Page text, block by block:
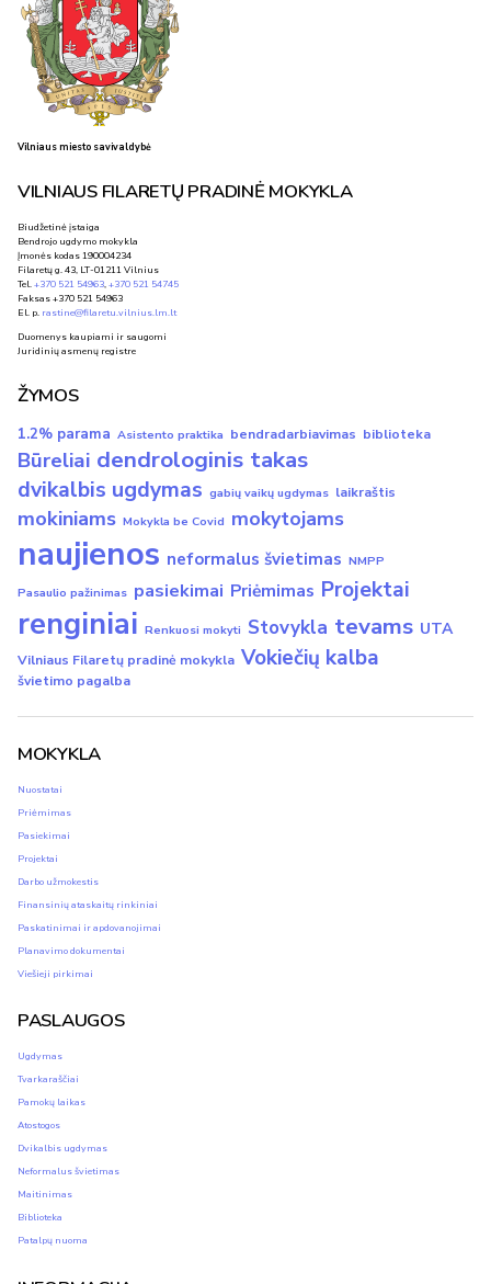
Vilniaus miesto savivaldybė
VILNIAUS FILARETŲ PRADINĖ MOKYKLA
Biudžetinė įstaiga
Bendrojo ugdymo mokykla
Įmonės kodas 190004234
Filaretų g. 43, LT-01211 Vilnius
Tel.+370 521 54963,+370 521 54745
Faksas +370 521 54963
El. p. rastine@filaretu.vilnius.lm.lt
Duomenys kaupiami ir saugomi
Juridinių asmenų registre
ŽYMOS
1.2% parama Asistento praktika bendradarbiavimas biblioteka
Būreliai dendrologinis takas
dvikalbis ugdymas gabių vaikų ugdymas laikraštis
mokiniams Mokykla be Covid mokytojams
naujienos neformalus švietimas NMPP
Pasaulio pažinimas pasiekimai Priėmimas Projektai
renginiai Renkuosi mokyti Stovykla tevams UTA
Vilniaus Filaretų pradinė mokykla Vokiečių kalba
švietimo pagalba
MOKYKLA
Nuostatai
Priėmimas
Pasiekimai
Projektai
Darbo užmokestis
Finansinių ataskaitų rinkiniai
Paskatinimai ir apdovanojimai
Planavimo dokumentai
Viešieji pirkimai
PASLAUGOS
Ugdymas
Tvarkaraščiai
Pamokų laikas
Atostogos
Dvikalbis ugdymas
Neformalus švietimas
Maitinimas
Biblioteka
Patalpų nuoma